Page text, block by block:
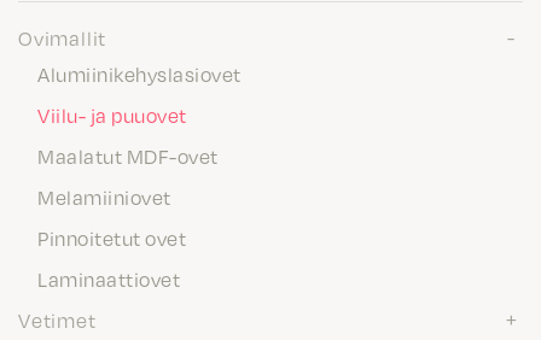
Ovimallit
Alumiinikehyslasiovet
Viilu- ja puuovet
Maalatut MDF-ovet
Melamiiniovet
Pinnoitetut ovet
Laminaattiovet
Vetimet